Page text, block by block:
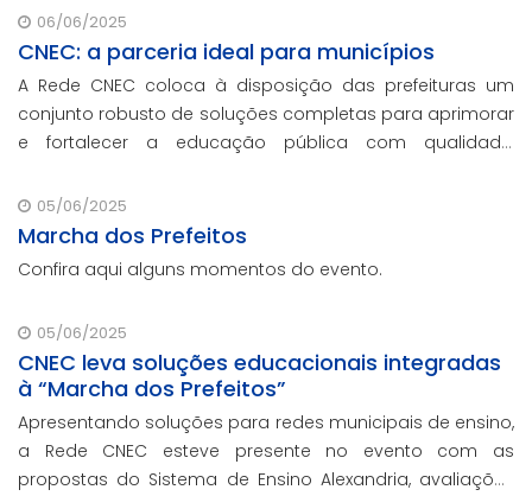
06/06/2025
CNEC: a parceria ideal para municípios
A Rede CNEC coloca à disposição das prefeituras um
conjunto robusto de soluções completas para aprimorar
e fortalecer a educação pública com qualidade,
que não participaram da Marcha dos Prefeito
05/06/2025
Marcha dos Prefeitos
Confira aqui alguns momentos do evento.
05/06/2025
CNEC leva soluções educacionais integradas
à “Marcha dos Prefeitos”
Apresentando soluções para redes municipais de ensino,
a Rede CNEC esteve presente no evento com as
propostas do Sistema de Ensino Alexandria, avaliações